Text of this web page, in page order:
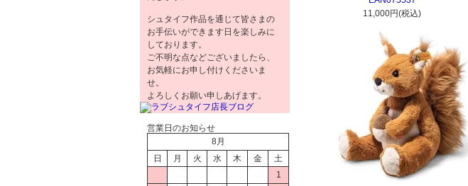
シュタイフ作品を通じて皆さまの
お手伝いができます日を楽しみに
しております。
ご不明な点などございましたら、
お気軽にお申し付けくださいま
せ。
よろしくお願い申しあげます。
営業日のお知らせ
8月
日
月 火 水 木 金
土
1
11,000円(税込)